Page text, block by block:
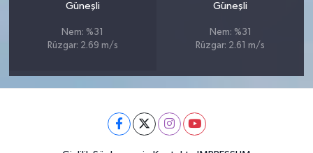
Güneşli
Nem: %31
Rüzgar: 2.69 m/s
Güneşli
Nem: %31
Rüzgar: 2.61 m/s